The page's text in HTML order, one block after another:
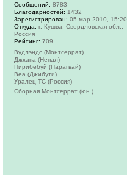
Сообщений: 8783
Благодарностей: 1432
Зарегистрирован: 05 мар 2010, 15:20
Откуда: г. Кушва, Свердловская обл.,
Россия
Рейтинг: 709
Вудлэндс (Монтсеррат)
Джхапа (Непал)
Пирибебуй (Парагвай)
Веа (Джибути)
Уралец-ТС (Россия)
Сборная Монтсеррат (юн.)